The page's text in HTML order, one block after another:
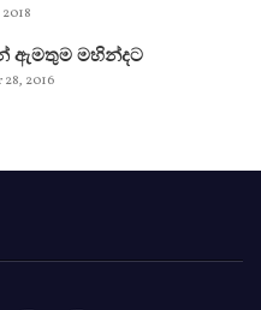
ඇමතුම මහින්දට
28, 2016